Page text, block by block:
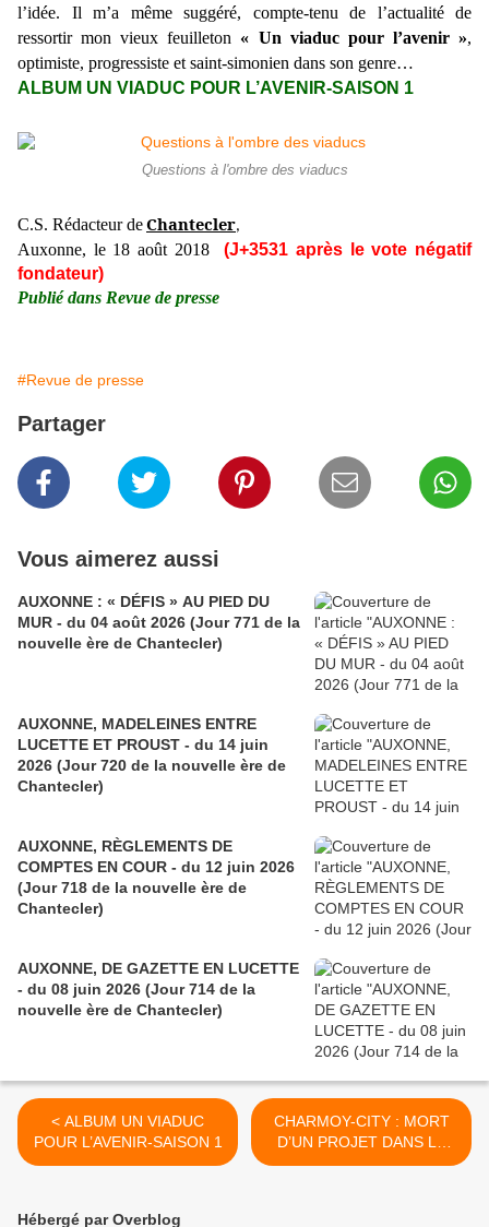
l’idée. Il m’a même suggéré, compte-tenu de l’actualité de
ressortir mon vieux feuilleton « Un viaduc pour l’avenir »,
optimiste, progressiste et saint-simonien dans son genre…
ALBUM UN VIADUC POUR L’AVENIR-SAISON 1
Questions à l'ombre des viaducs
C.S. Rédacteur deChantecler,
Auxonne, le 18 août 2018
(J+3531 après le vote négatif
fondateur)
Publié dans Revue de presse
#Revue de presse
Partager
Vous aimerez aussi
AUXONNE : « DÉFIS » AU PIED DU
MUR - du 04 août 2026 (Jour 771 de la
nouvelle ère de Chantecler)
AUXONNE, MADELEINES ENTRE
LUCETTE ET PROUST - du 14 juin
2026 (Jour 720 de la nouvelle ère de
Chantecler)
AUXONNE, RÈGLEMENTS DE
COMPTES EN COUR - du 12 juin 2026
(Jour 718 de la nouvelle ère de
Chantecler)
AUXONNE, DE GAZETTE EN LUCETTE
- du 08 juin 2026 (Jour 714 de la
nouvelle ère de Chantecler)
< ALBUM UN VIADUC
POUR L’AVENIR-SAISON 1
CHARMOY-CITY : MORT
D’UN PROJET DANS LA
RUE THIERS (1)- du 20
Hébergé par Overblog